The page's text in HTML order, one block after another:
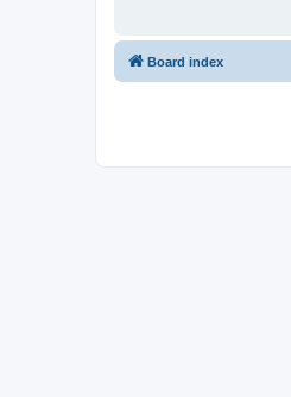
Board index